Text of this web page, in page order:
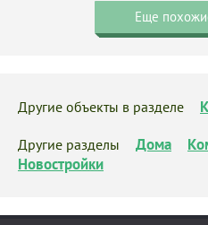
Еще
Другие объекты в разделе
Другие разделы Дома
Новостройки